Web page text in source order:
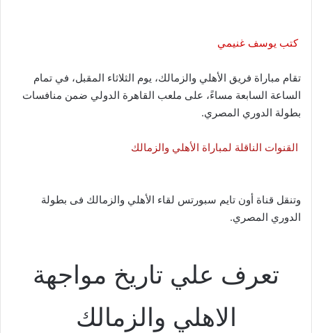
كتب يوسف غنيمي
تقام مباراة فريق الأهلي والزمالك، يوم الثلاثاء المقبل، في تمام
الساعة السابعة مساءً، على ملعب القاهرة الدولي ضمن منافسات
بطولة الدوري المصري.
القنوات الناقلة لمباراة الأهلي والزمالك
وتنقل قناة أون تايم سبورتس لقاء الأهلي والزمالك فى بطولة
الدوري المصري.
تعرف علي تاريخ مواجهة
الاهلي والزمالك